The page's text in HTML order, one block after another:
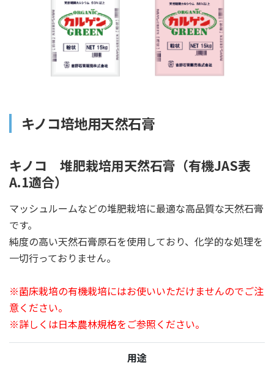
キノコ培地用天然石膏
キノコ 堆肥栽培用天然石膏（有機JAS表
A.1適合）
マッシュルームなどの堆肥栽培に最適な高品質な天然石膏
です。
純度の高い天然石膏原石を使用しており、化学的な処理を
一切行っておりません。
※菌床栽培の有機栽培にはお使いいただけませんのでご注
意ください。
※詳しくは日本農林規格をご参照ください。
用途